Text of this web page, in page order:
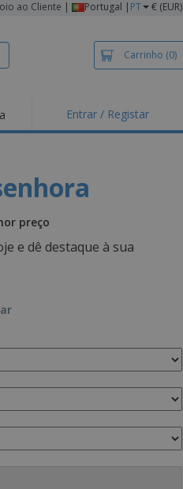
ao Cliente | Portugal | PT € (EUR)
Carrinho (0)
Entrar / Registar
preço
e dê destaque à sua